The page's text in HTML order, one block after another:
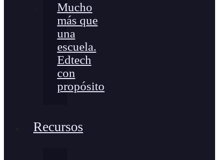
Mucho
más que
una
escuela.
Edtech
con
propósito
Recursos